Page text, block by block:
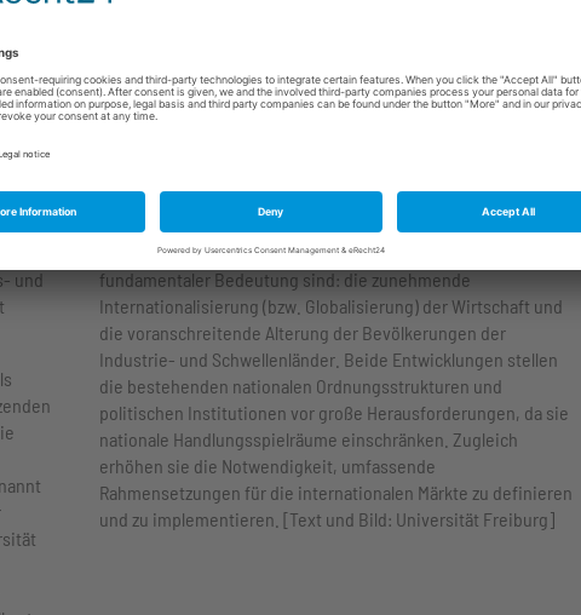
neu
und
Im Mittelpunkt der Forschung von Tim Krieger stehen die
Folgen zweier zentraler Trends, die für heutige Gesellschaften
und nationale sowie internationale Wirtschaftsordnungen von
fundamentaler Bedeutung sind: die zunehmende
Internationalisierung (bzw. Globalisierung) der Wirtschaft und
die voranschreitende Alterung der Bevölkerungen der
Industrie- und Schwellenländer. Beide Entwicklungen stellen
die bestehenden nationalen Ordnungsstrukturen und
politischen Institutionen vor große Herausforderungen, da sie
nationale Handlungsspielräume einschränken. Zugleich
erhöhen sie die Notwendigkeit, umfassende
Rahmensetzungen für die internationalen Märkte zu definieren
und zu implementieren. [Text und Bild: Universität Freiburg]